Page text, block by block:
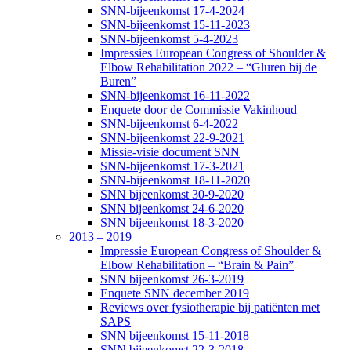
SNN-bijeenkomst 17-4-2024
SNN-bijeenkomst 15-11-2023
SNN-bijeenkomst 5-4-2023
Impressies European Congress of Shoulder &
Elbow Rehabilitation 2022 – “Gluren bij de
Buren”
SNN-bijeenkomst 16-11-2022
Enquete door de Commissie Vakinhoud
SNN-bijeenkomst 6-4-2022
SNN-bijeenkomst 22-9-2021
Missie-visie document SNN
SNN-bijeenkomst 17-3-2021
SNN-bijeenkomst 18-11-2020
SNN bijeenkomst 30-9-2020
SNN bijeenkomst 24-6-2020
SNN bijeenkomst 18-3-2020
2013 – 2019
Impressie European Congress of Shoulder &
Elbow Rehabilitation – “Brain & Pain”
SNN bijeenkomst 26-3-2019
Enquete SNN december 2019
Reviews over fysiotherapie bij patiënten met
SAPS
SNN bijeenkomst 15-11-2018